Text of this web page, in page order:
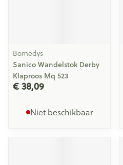
Bomedys
Sanico Wandelstok Derby
Klaproos Mq 523
€ 38,09
Niet beschikbaar